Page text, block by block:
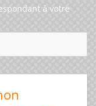
à votre